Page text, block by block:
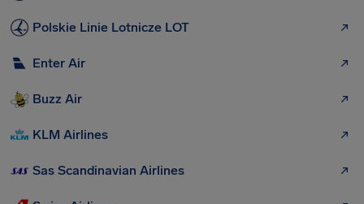
Polskie Linie Lotnicze LOT
Enter Air
Buzz Air
KLM Airlines
Sas Scandinavian Airlines